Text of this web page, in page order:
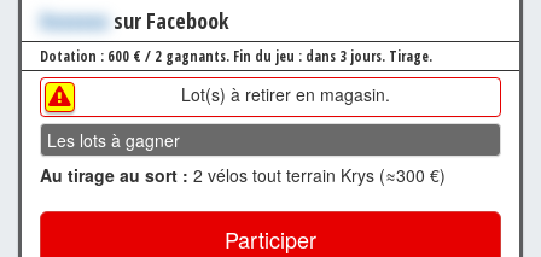
Xxxxxxx sur Facebook
Dotation : 600 € / 2 gagnants. Fin du jeu : dans 3 jours. Tirage.
Lot(s) à retirer en magasin.
Les lots à gagner
Au tirage au sort : 2 vélos tout terrain Krys (≈300 €)
Participer